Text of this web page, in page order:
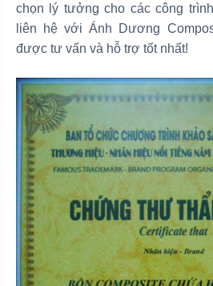
chọn lý tưởng cho các công
liên hệ với Ánh Dương
được tư vấn và hỗ trợ tốt nhất!